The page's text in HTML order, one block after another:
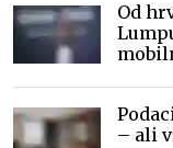
Od
– ali